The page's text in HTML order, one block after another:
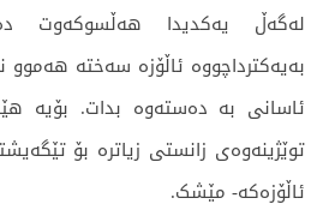
لەگەڵ یەکدیدا هەڵسوکەوت
بەیەکترداچووە ئاڵۆزە سەختە هەموو
ئاسانی بە دەستەوە بدات. بۆیە
توێژینەوەی زانستی زیاترە بۆ
ئاڵۆزەکە- مێشک.